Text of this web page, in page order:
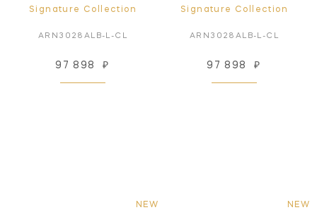
Signature Collection
ARN3028ALB-L-CL
97 898 ₽
Signature Collection
ARN3028ALB-L-CL
97 898 ₽
NEW NEW